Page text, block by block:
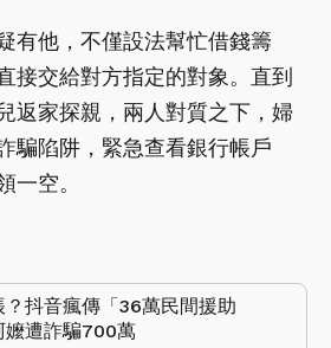
有他，不僅設法幫忙借錢籌
接交給對方指定的對象。直到
返家探親，兩人對質之下，婦
騙陷阱，緊急查看銀行帳戶
一空。
？抖音瘋傳「36萬民間援助
嬤遭詐騙700萬